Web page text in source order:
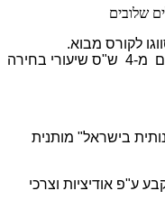
לקורס מבוא.
המשתתפים בקורס זה יהיו פטורים מ-4 ש"ס שיעורי בחירה
בישראל" מותנית
ע"פ אודיציות וצרכי